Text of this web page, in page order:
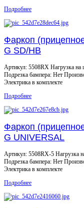
Подробнее
Фаркоп
G SD/HB
Артикул: 5508RX Нагрузка
Подрезка бампера: Нет
Электрика в комплекте
Подробнее
Фаркоп
G UNIVERSAL
Артикул: 5508RX-5 Нагрузка
Подрезка бампера: Нет
Электрика в комплекте
Подробнее